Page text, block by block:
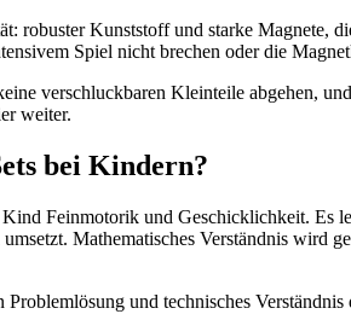
robuster Kunststoff und starke Magnete,
Spiel nicht brechen oder die
verschluckbaren Kleinteile abgehen,
weiter.
bei Kindern?
Feinmotorik und Geschicklichkeit. Es
Mathematisches Verständnis wird
Problem­lösung und technisches